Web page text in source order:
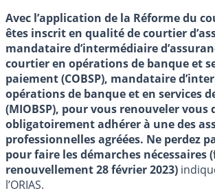
Avec l’application de la Réforme du
êtes inscrit en qualité de courtier
mandataire d’intermédiaire
courtier en opérations de banque et
paiement (COBSP), mandataire
opérations de banque et en services
(MIOBSP), pour vous renouveler vous
obligatoirement adhérer à une des
professionnelles agréées. Ne perdez
pour faire les démarches nécessaires
renouvellement 28 février 2023)
l’ORIAS.